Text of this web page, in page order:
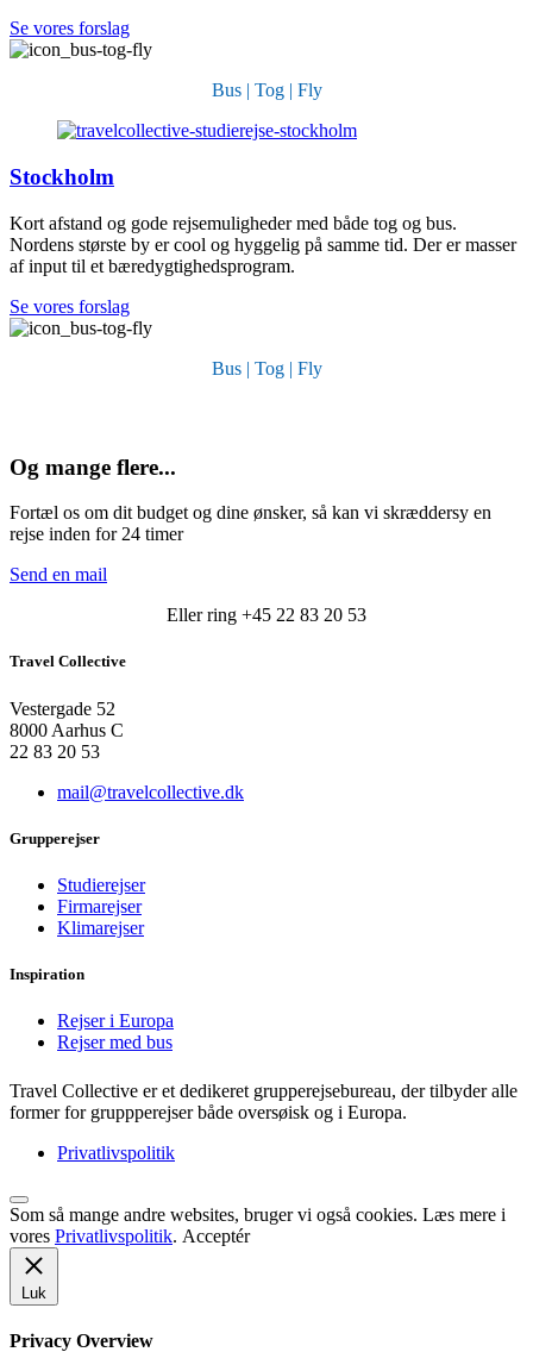
Se vores forslag
Bus | Tog | Fly
Stockholm
Kort afstand og gode rejsemuligheder med både tog og bus.
Nordens største by er cool og hyggelig på samme tid. Der er masser
af input til et bæredygtighedsprogram.
Se vores forslag
Bus | Tog | Fly
Og mange flere...
Fortæl os om dit budget og dine ønsker, så kan vi skræddersy en
rejse inden for 24 timer
Send en mail
Eller ring +45 22 83 20 53
Travel Collective
Vestergade 52
8000 Aarhus C
22 83 20 53
mail@travelcollective.dk
Grupperejser
Studierejser
Firmarejser
Klimarejser
Inspiration
Rejser i Europa
Rejser med bus
Travel Collective er et dedikeret grupperejsebureau, der tilbyder alle
former for gruppperejser både oversøisk og i Europa.
Privatlivspolitik
Som så mange andre websites, bruger vi også cookies. Læs mere i
vores Privatlivspolitik. Acceptér
Luk
Privacy Overview